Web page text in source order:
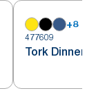
+8
477609
Tork